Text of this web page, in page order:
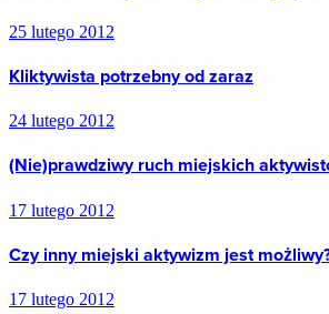
25 lutego 2012
Kliktywista potrzebny od zaraz
24 lutego 2012
(Nie)prawdziwy ruch miejskich
17 lutego 2012
Czy inny miejski aktywizm jest
17 lutego 2012